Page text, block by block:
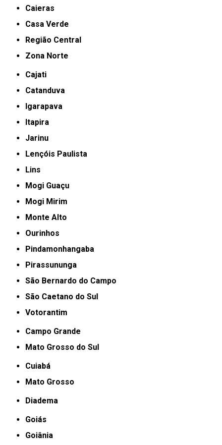
Caieras
Casa Verde
Região Central
Zona Norte
Cajati
Catanduva
Igarapava
Itapira
Jarinu
Lençóis Paulista
Lins
Mogi Guaçu
Mogi Mirim
Monte Alto
Ourinhos
Pindamonhangaba
Pirassununga
São Bernardo do Campo
São Caetano do Sul
Votorantim
Campo Grande
Mato Grosso do Sul
Cuiabá
Mato Grosso
Diadema
Goiás
Goiânia